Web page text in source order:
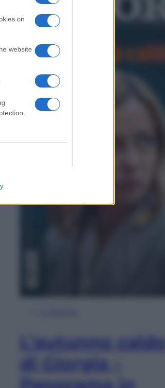
on
website
L’autunno caldo
di Giorgia –